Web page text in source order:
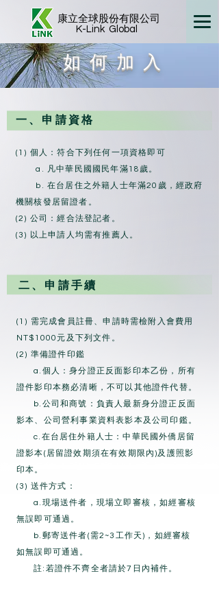
康立全球股份有限公司
K-Link Global
如何加入
一、申請資格
(1) 個人：符合下列任何一項資格即可
a. 凡中華民國國民年滿18歲。
b. 在台居住之外籍人士年滿20歲，經政府
機關核發居留證者。
(2) 公司：經合法登記者。
(3) 以上申請人均需有推薦人。
二、申請手續
(1) 需完成會員註冊、申請時需檢附入會費用
NT$1000元及下列文件。
(2) 準備證件印鑑
a.個人：身分證正反面影印本乙份，所有
證件影印本務必清晰，不可以其他證件代替。
b.公司和商號：負責人最新身分證正反面
影本、公司營利事業資料表影本及公司印鑑。
c.在台居住外籍人士：中華民國外僑居留
證影本(居留證效期須在有效期限內)及護照影
印本。
(3) 送件方式：
a.現場送件者，現場立即審核，如經審核
無誤即可通過。
b.郵寄送件者(需2~3工作天)，如經審核
如無誤即可通過。
註:若證件不齊全者請於7日內補件。